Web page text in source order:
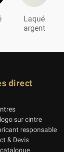
Laqué
argent
direct
sur cintre
responsable
& Devis